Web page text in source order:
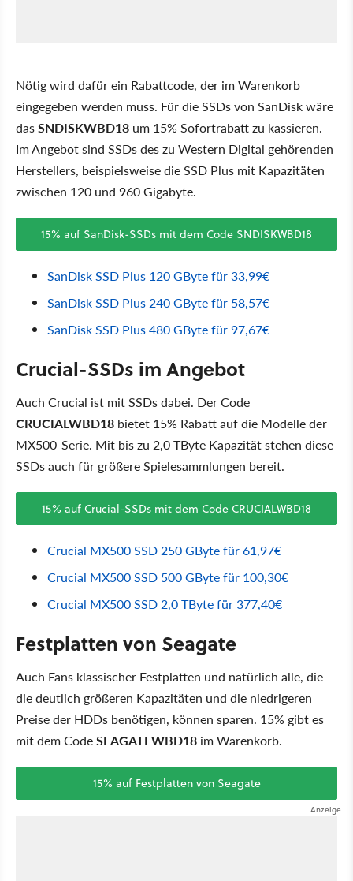
Nötig wird dafür ein Rabattcode, der im Warenkorb
eingegeben werden muss. Für die SSDs von SanDisk wäre
dasSNDISKWBD18 um 15% Sofortrabatt zu kassieren.
Im Angebot sind SSDs des zu Western Digital gehörenden
Herstellers, beispielsweise die SSD Plus mit Kapazitäten
zwischen 120 und 960 Gigabyte.
15% auf SanDisk-SSDs mit dem Code SNDISKWBD18
SanDisk SSD Plus 120 GByte für 33,99€
SanDisk SSD Plus 240 GByte für 58,57€
SanDisk SSD Plus 480 GByte für 97,67€
Crucial-SSDs im Angebot
Auch Crucial ist mit SSDs dabei. Der Code
CRUCIALWBD18 bietet 15% Rabatt auf die Modelle der
MX500-Serie. Mit bis zu 2,0 TByte Kapazität stehen diese
SSDs auch für größere Spielesammlungen bereit.
15% auf Crucial-SSDs mit dem Code CRUCIALWBD18
Crucial MX500 SSD 250 GByte für 61,97€
Crucial MX500 SSD 500 GByte für 100,30€
Crucial MX500 SSD 2,0 TByte für 377,40€
Festplatten von Seagate
Auch Fans klassischer Festplatten und natürlich alle, die
die deutlich größeren Kapazitäten und die niedrigeren
Preise der HDDs benötigen, können sparen. 15% gibt es
mit dem CodeSEAGATEWBD18 im Warenkorb.
15% auf Festplatten von Seagate